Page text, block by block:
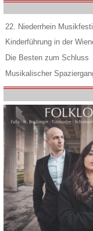
22. Niederrhein
Kinderführung in der
Die Besten zum Schluss
Musikalischer